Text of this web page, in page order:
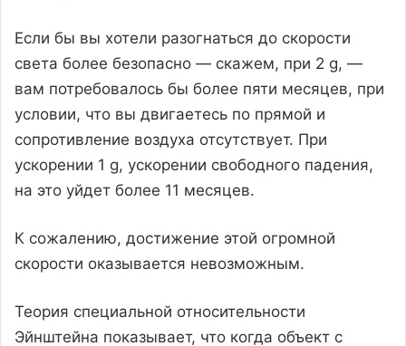
Если бы вы хотели разогнаться до скорости
света более безопасно — скажем, при 2 g, —
вам потребовалось бы более пяти месяцев, при
условии, что вы двигаетесь по прямой и
сопротивление воздуха отсутствует. При
ускорении 1 g, ускорении свободного падения,
на это уйдет более 11 месяцев.
К сожалению, достижение этой огромной
скорости оказывается невозможным.
Теория специальной относительности
Эйнштейна показывает, что когда объект с